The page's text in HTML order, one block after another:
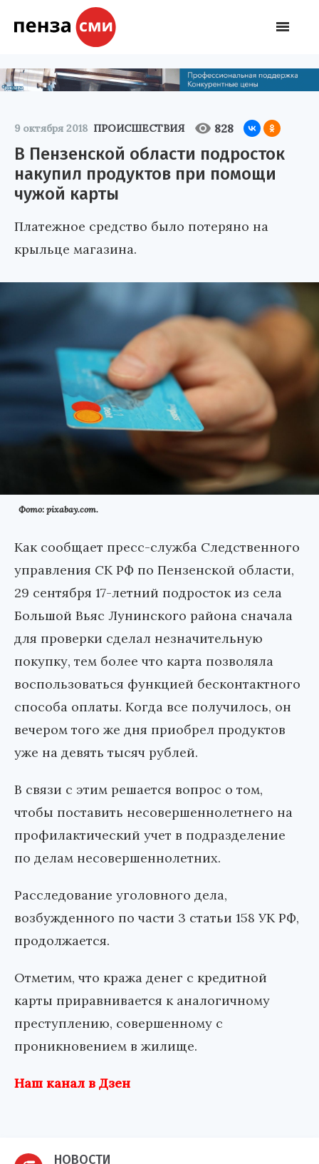
9 октября 2018 ПРОИСШЕСТВИЯ 828
В Пензенской области подросток
накупил продуктов при помощи
чужой карты
Платежное средство было потеряно на
крыльце магазина.
Фото: pixabay.com.
Как сообщает пресс-служба Следственного
управления СК РФ по Пензенской области,
29 сентября 17-летний подросток из села
Большой Вьяс Лунинского района сначала
для проверки сделал незначительную
покупку, тем более что карта позволяла
воспользоваться функцией бесконтактного
способа оплаты. Когда все получилось, он
вечером того же дня приобрел продуктов
уже на девять тысяч рублей.
В связи с этим решается вопрос о том,
чтобы поставить несовершеннолетнего на
профилактический учет в подразделение
по делам несовершеннолетних.
Расследование уголовного дела,
возбужденного по части 3 статьи 158 УК РФ,
продолжается.
Отметим, что кража денег с кредитной
карты приравнивается к аналогичному
преступлению, совершенному с
проникновением в жилище.
Наш канал в Дзен
НОВОСТИ